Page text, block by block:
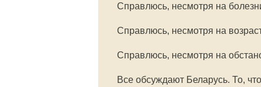
Справлюсь, несмотря на
Справлюсь, несмотря на
Справлюсь, несмотря на
Все обсуждают Беларусь. То,